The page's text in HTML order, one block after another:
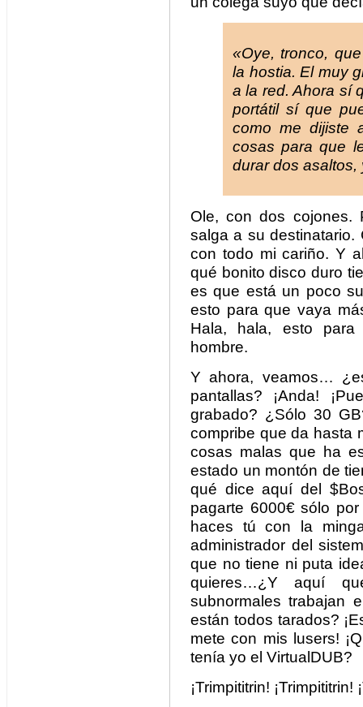
«Oye, tronco,
la hostia. El muy
a la red. Ahora sí
portátil sí que
como me dijiste
cosas para que
durar dos asaltos,
Ole, con dos cojones.
salga a su destinatario.
con todo mi cariño. Y
qué bonito disco duro
es que está un poco
esto para que vaya
Hala, hala, esto
hombre.
Y ahora, veamos…
pantallas? ¡Anda!
grabado? ¿Sólo 30
compribe que da hasta
cosas malas que ha
estado un montón de
qué dice aquí del
pagarte 6000€ sólo
haces tú con la
administrador del
que no tiene ni puta
quieres…¿Y aquí
subnormales trabajan
están todos tarados?
mete con mis lusers!
tenía yo el VirtualDUB?
¡Trimpititrin! ¡Trimpititrin!